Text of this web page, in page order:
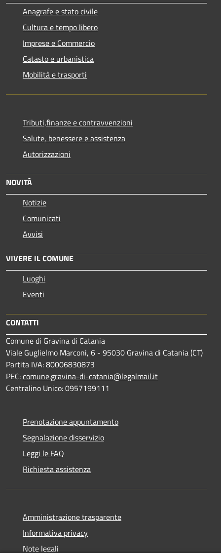
Anagrafe e stato civile
Cultura e tempo libero
Imprese e Commercio
Catasto e urbanistica
Mobilità e trasporti
Tributi,finanze e contravvenzioni
Salute, benessere e assistenza
Autorizzazioni
NOVITÀ
Notizie
Comunicati
Avvisi
VIVERE IL COMUNE
Luoghi
Eventi
CONTATTI
Comune di Gravina di Catania
Viale Guglielmo Marconi, 6 - 95030 Gravina di Catania (CT)
Partita IVA: 80006830873
PEC:comune.gravina-di-catania@legalmail.it
Centralino Unico: 0957199111
Prenotazione appuntamento
Segnalazione disservizio
Leggi le FAQ
Richiesta assistenza
Amministrazione trasparente
Informativa privacy
Note legali